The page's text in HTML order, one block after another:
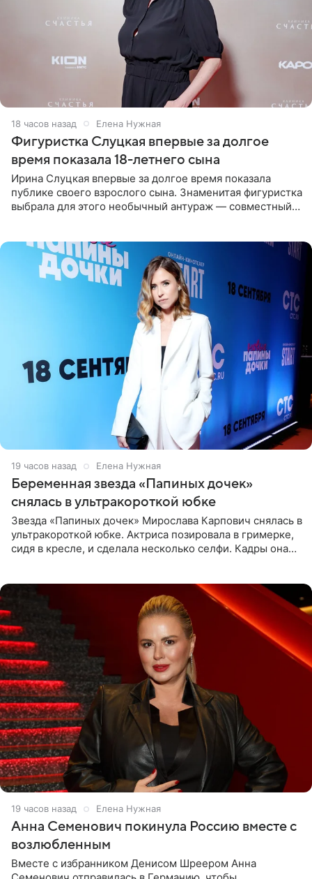
18 часов назад Елена Нужная
Фигуристка Слуцкая впервые за долгое
время показала 18-летнего сына
Ирина Слуцкая впервые за долгое время показала
публике своего взрослого сына. Знаменитая фигуристка
выбрала для этого необычный антураж — совместный
19 часов назад Елена Нужная
Беременная звезда «Папиных дочек»
снялась в ультракороткой юбке
Звезда «Папиных дочек» Мирослава Карпович снялась в
ультракороткой юбке. Актриса позировала в гримерке,
сидя в кресле, и сделала несколько селфи. Кадры она
19 часов назад Елена Нужная
Анна Семенович покинула Россию вместе с
возлюбленным
Вместе с избранником Денисом Шреером Анна